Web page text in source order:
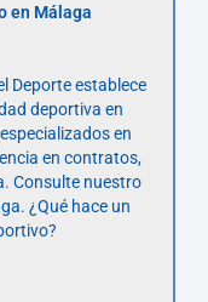
en Málaga
Deporte establece
deportiva en
en
en contratos,
Consulte nuestro
¿Qué hace un